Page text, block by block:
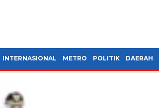
INTERNASIONAL METRO POLITIK DAERAH